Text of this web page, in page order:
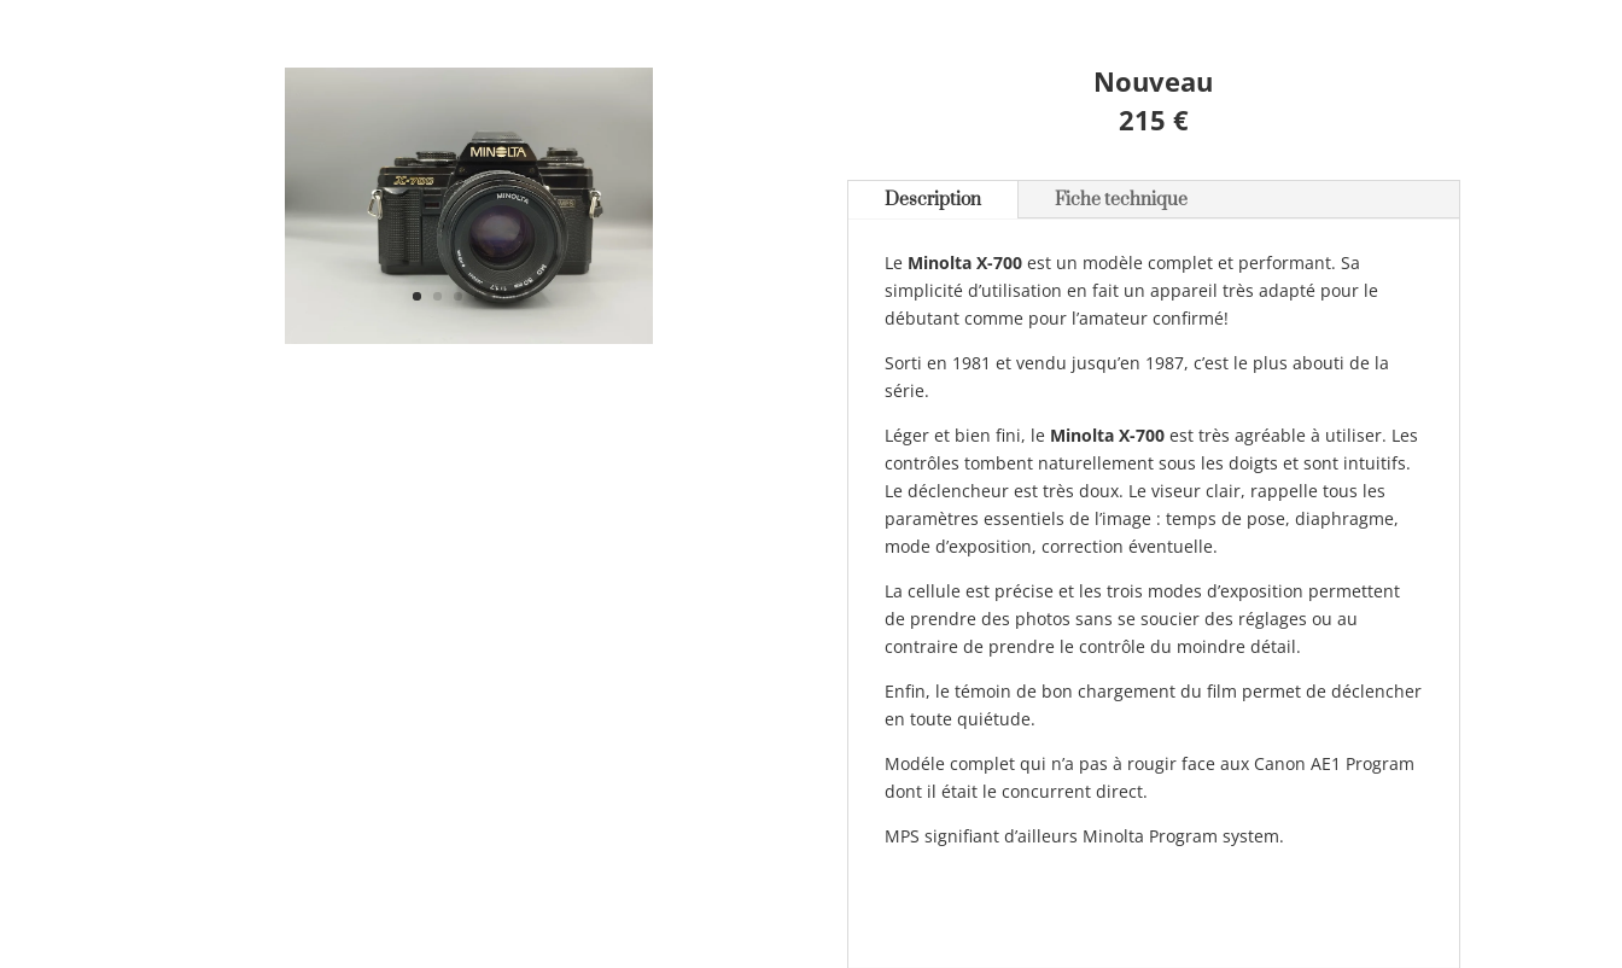
Nouveau
215 €
Description Fiche technique
Le Minolta X-700est un modèle complet et performant. Sa
simplicité d’utilisation en fait un appareil très adapté pour le
débutant comme pour l’amateur confirmé!
Sorti en 1981 et vendu jusqu’en 1987, c’est le plus abouti de la
série.
Léger et bien fini, le Minolta X-700est très agréable à utiliser. Les
contrôles tombent naturellement sous les doigts et sont intuitifs.
Le déclencheur est très doux. Le viseur clair, rappelle tous les
paramètres essentiels de l’image : temps de pose, diaphragme,
mode d’exposition, correction éventuelle.
La cellule est précise et les trois modes d’exposition permettent
de prendre des photos sans se soucier des réglages ou au
contraire de prendre le contrôle du moindre détail.
Enfin, le témoin de bon chargement du film permet de déclencher
en toute quiétude.
Modéle complet qui n’a pas à rougir face aux Canon AE1 Program
dont il était le concurrent direct.
MPS signifiant d’ailleurs Minolta Program system.